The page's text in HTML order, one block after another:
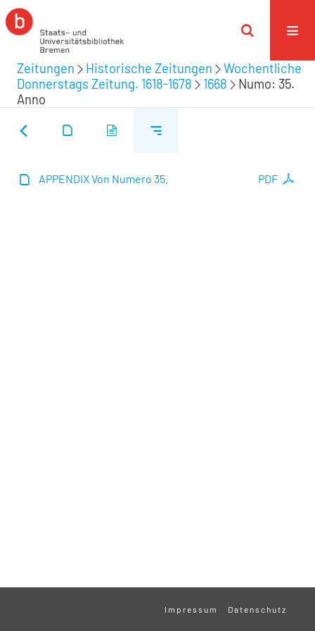
Zeitungen Historische Zeitungen
Wochentliche
Donnerstags Zeitung. 1618-1678
1668
Numo: 35.
Anno
PDF
APPENDIX Von Numero 35.
Impressum Datenschutz